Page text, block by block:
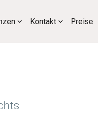
Kontakt Preise